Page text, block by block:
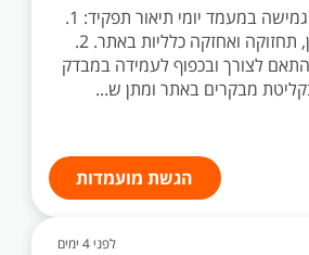
מחוז מרכז העסקה גמישה במעמד יומי תיאור תפקיד: 1.
ביצוע עבודות ניקיון, תחזוקה ואחזקה כלליות באתר. 2.
לצורך ובכפוף לעמידה במבדק
הגשת מועמדות
לפני 4 ימים